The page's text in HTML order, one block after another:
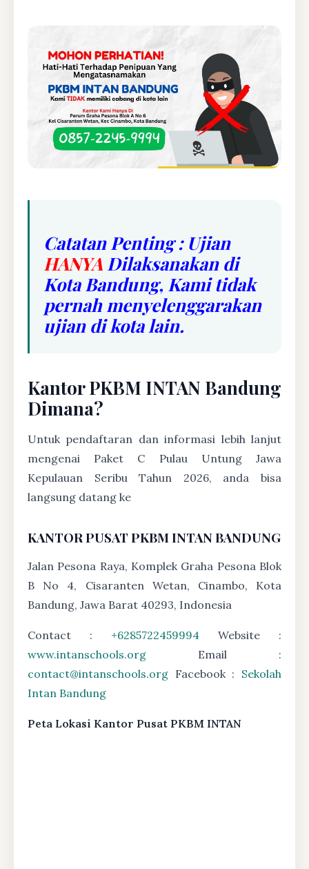
Catatan Penting : Ujian
HANYA Dilaksanakan di
Kota Bandung, Kami tidak
pernah menyelenggarakan
ujian di kota lain.
Kantor PKBM INTAN Bandung
Dimana?
Untuk pendaftaran dan informasi lebih lanjut
mengenai Paket C Pulau Untung Jawa
Kepulauan Seribu Tahun 2026, anda bisa
langsung datang ke
KANTOR PUSAT PKBM INTAN BANDUNG
Jalan Pesona Raya, Komplek Graha Pesona Blok
B No 4, Cisaranten Wetan, Cinambo, Kota
Bandung, Jawa Barat 40293, Indonesia
Contact : +6285722459994 Website :
www.intanschools.org Email :
contact@intanschools.org Facebook : Sekolah
Intan Bandung
Peta Lokasi Kantor Pusat PKBM INTAN